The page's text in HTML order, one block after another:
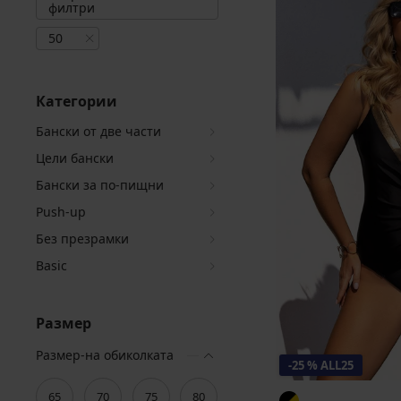
филтри
50
Категории
Бански от две части
Цели бански
Бански за по-пищни
Push-up
Без презрамки
Basic
Размер
Размер-на обиколката
65 70 75 80
-25 % ALL25